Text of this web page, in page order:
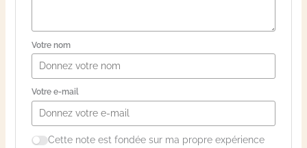
Votre nom
Votre e-mail
Cette note est fondée sur ma propre expérience